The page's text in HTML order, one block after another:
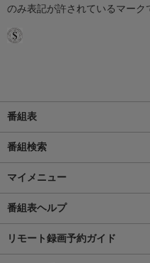
のみ表記が許されているマーク
番組表
番組検索
マイメニュー
番組表ヘルプ
リモート録画予約ガイド